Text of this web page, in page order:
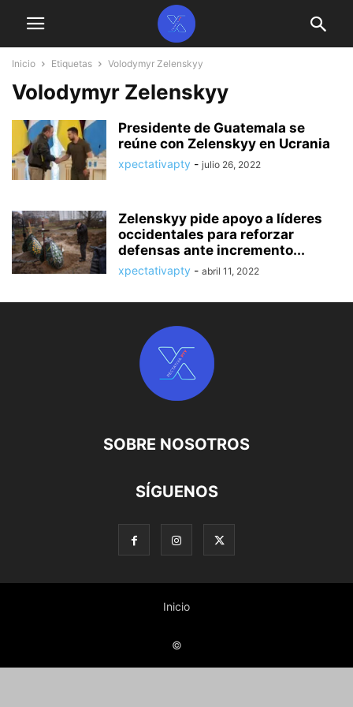
Inicio Etiquetas Volodymyr Zelenskyy
Volodymyr Zelenskyy
Presidente de Guatemala se
reúne con Zelenskyy en Ucrania
xpectativapty - julio 26, 2022
Zelenskyy pide apoyo a líderes
occidentales para reforzar
defensas ante incremento...
xpectativapty - abril 11, 2022
SOBRE NOSOTROS
SÍGUENOS
Inicio
©